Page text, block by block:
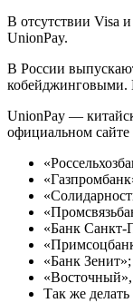
В отсутствии Visa
UnionPay.
В России
кобейджинговыми.
UnionPay —
официальном
«Банк Санкт-
«Банк Зенит»;
Так же